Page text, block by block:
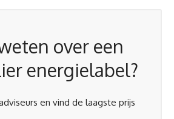
over een
energielabel?
en vind de laagste prijs